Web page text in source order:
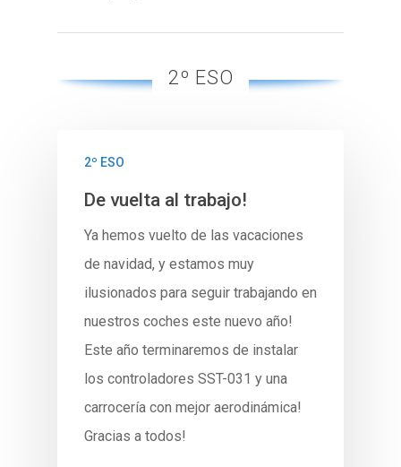
2º ESO
2º ESO
De vuelta al trabajo!
Ya hemos vuelto de las vacaciones
de navidad, y estamos muy
ilusionados para seguir trabajando en
nuestros coches este nuevo año!
Este año terminaremos de instalar
los controladores SST-031 y una
carrocería con mejor aerodinámica!
Gracias a todos!